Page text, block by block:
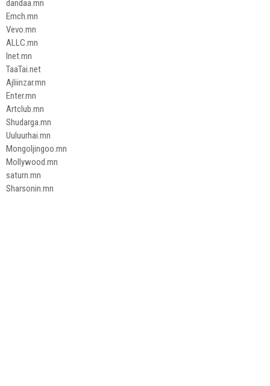
dandaa.mn
Emch.mn
Vevo.mn
ALLC.mn
Inet.mn
TaaTai.net
Ajliinzar.mn
Enter.mn
Artclub.mn
Shudarga.mn
Uuluurhai.mn
Mongoljingoo.mn
Mollywood.mn
saturn.mn
Sharsonin.mn